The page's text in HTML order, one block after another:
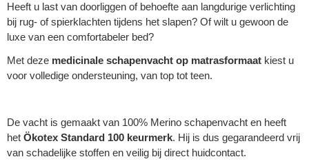
Heeft u last van doorliggen of behoefte aan langdurige verlichting
bij rug- of spierklachten tijdens het slapen? Of wilt u gewoon de
luxe van een comfortabeler bed?
Met deze medicinale schapenvacht op matrasformaat kiest u
voor volledige ondersteuning, van top tot teen.
De vacht is gemaakt van 100% Merino schapenvacht en heeft
het Ökotex Standard 100 keurmerk. Hij is dus gegarandeerd vrij
van schadelijke stoffen en veilig bij direct huidcontact.